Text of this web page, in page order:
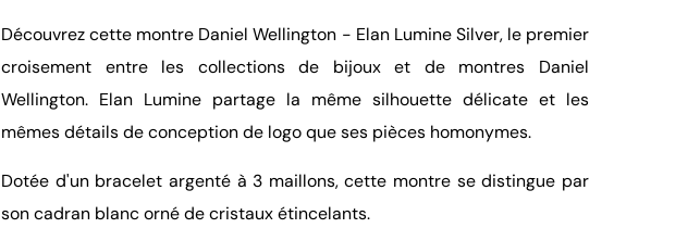
Découvrez cette montre Daniel Wellington - Elan Lumine Silver, le premier
croisement entre les collections de bijoux et de montres Daniel
Wellington. Elan Lumine partage la même silhouette délicate et les
mêmes détails de conception de logo que ses pièces homonymes.
Dotée d'un bracelet argenté à 3 maillons, cette montre se distingue par
son cadran blanc orné de cristaux étincelants.